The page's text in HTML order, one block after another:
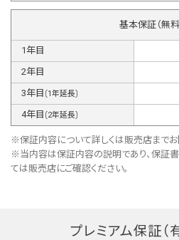
基本保証（無料
1年目
2年目
3年目 (1年延長)
4年目 (2年延長)
※保証内容について詳しくは販売店までお
※当内容は保証内容の説明であり、保証
ては販売店にご確認ください。
プレミアム保証（